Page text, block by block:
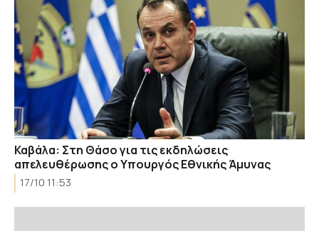
Καβάλα: Στη Θάσο για τις εκδηλώσεις
απελευθέρωσης ο Υπουργός Εθνικής Άμυνας
17/10 11:53